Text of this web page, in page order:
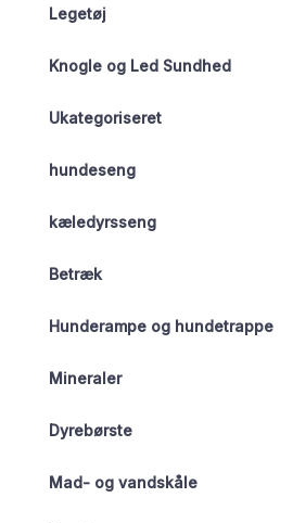
Legetøj
Knogle og Led Sundhed
Ukategoriseret
hundeseng
kæledyrsseng
Betræk
Hunderampe og hundetrappe
Mineraler
Dyrebørste
Mad- og vandskåle